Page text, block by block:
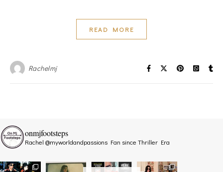
READ MORE
Rachelmj
onmjfootsteps
Rachel @myworldandpassions Fan since Thriller Era